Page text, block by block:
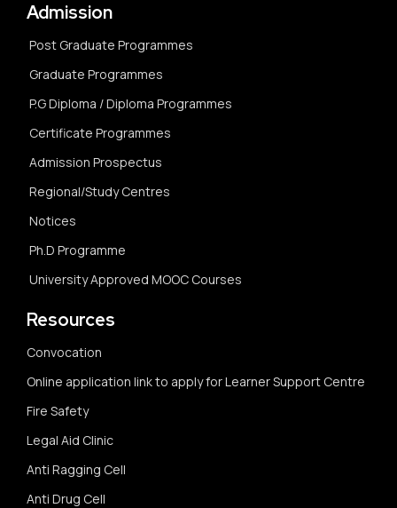
Admission
Post Graduate Programmes
Graduate Programmes
P.G Diploma / Diploma Programmes
Certificate Programmes
Admission Prospectus
Regional/Study Centres
Notices
Ph.D Programme
University Approved MOOC Courses
Resources
Convocation
Online application link to apply for Learner Support Centre
Fire Safety
Legal Aid Clinic
Anti Ragging Cell
Anti Drug Cell